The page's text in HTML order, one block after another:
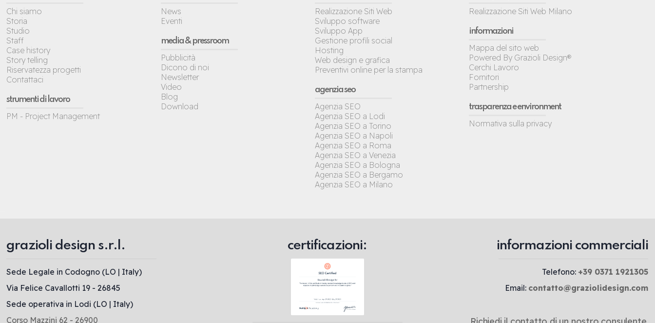
Chi siamo
Storia
Studio
Staff
Case history
Story telling
Riservatezza progetti
Contattaci
strumenti di lavoro
PM - Project Management
News
Eventi
media & pressroom
Pubblicità
Dicono di noi
Newsletter
Video
Blog
Download
Realizzazione Siti Web
Sviluppo software
Sviluppo App
Gestione profili social
Hosting
Web design e grafica
Preventivi online per la stampa
agenzia seo
Agenzia SEO
Agenzia SEO a Lodi
Agenzia SEO a Torino
Agenzia SEO a Napoli
Agenzia SEO a Roma
Agenzia SEO a Venezia
Agenzia SEO a Bologna
Agenzia SEO a Bergamo
Agenzia SEO a Milano
Realizzazione Siti Web Milano
informazioni
Mappa del sito web
Powered By Grazioli Design®
Cerchi Lavoro
Fornitori
Partnership
trasparenza e environment
Normativa sulla privacy
grazioli design s.r.l.
Sede Legale in Codogno (LO | Italy)
Via Felice Cavallotti 19 - 26845
Sede operativa in Lodi (LO | Italy)
Corso Mazzini 62 - 26900
certificazioni: informazioni commerciali
Telefono: +39 0371 1921305
Email: contatto@graziolidesign.com